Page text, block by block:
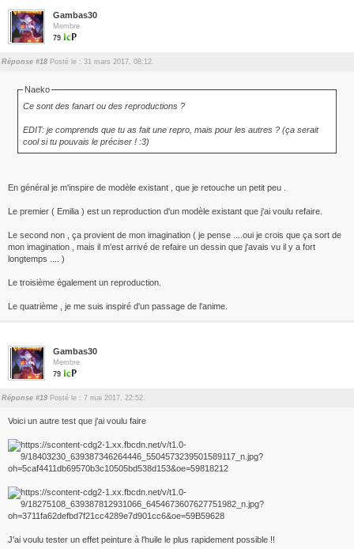
Gambas30
Membre
79
Réponse #18 Posté le : 31 mars 2017, 08:12.
Naeko
Ce sont des fanart ou des reproductions ?
EDIT: je comprends que tu as fait une repro, mais pour les autres ? (ça serait
cool si tu pouvais le préciser ! :3)
En général je m'inspire de modèle existant , que je retouche un petit peu .
Le premier ( Emilia ) est un reproduction d'un modèle existant que j'ai voulu refaire.
Le second non , ça provient de mon imagination ( je pense ....oui je crois que ça sort de
mon imagination , mais il m'est arrivé de refaire un dessin que j'avais vu il y a fort
longtemps .... )
Le troisième également un reproduction.
Le quatrième , je me suis inspiré d'un passage de l'anime.
Gambas30
Membre
79
Réponse #19 Posté le : 7 mai 2017, 22:52.
Voici un autre test que j'ai voulu faire
J'ai voulu tester un effet peinture à l'huile le plus rapidement possible !!